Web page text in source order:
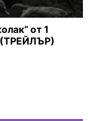
от 1
(ТРЕЙЛЪР)